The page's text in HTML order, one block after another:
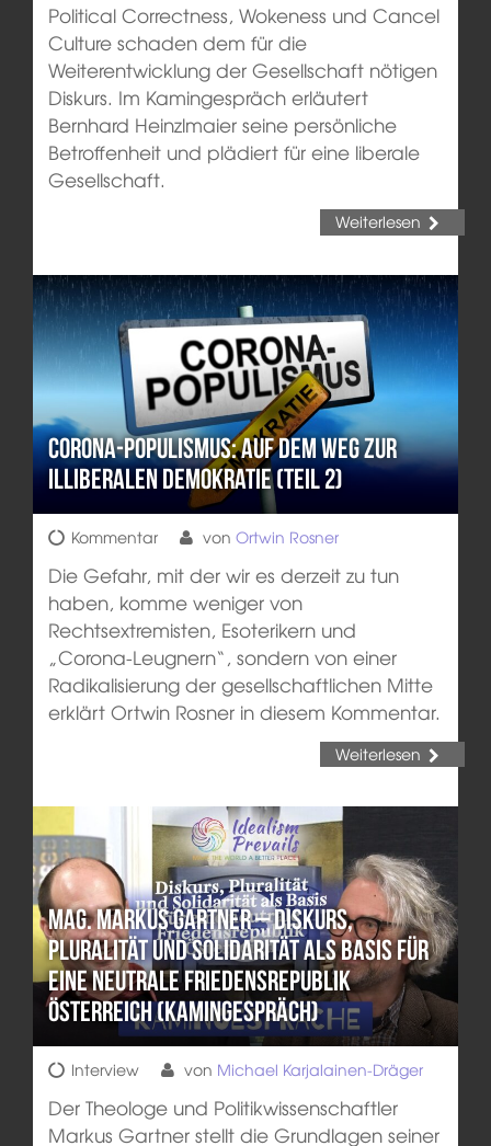
Political Correctness, Wokeness und Cancel
Culture schaden dem für die
Weiterentwicklung der Gesellschaft nötigen
Diskurs. Im Kamingespräch erläutert
Bernhard Heinzlmaier seine persönliche
Betroffenheit und plädiert für eine liberale
Gesellschaft.
Weiterlesen
Corona-Populismus: Auf dem Weg zur
illiberalen Demokratie (Teil 2)
Kommentar von Ortwin Rosner
Die Gefahr, mit der wir es derzeit zu tun
haben, komme weniger von
Rechtsextremisten, Esoterikern und
„Corona-Leugnern“, sondern von einer
Radikalisierung der gesellschaftlichen Mitte
erklärt Ortwin Rosner in diesem Kommentar.
Weiterlesen
Mag. Markus Gartner – Diskurs,
Pluralität und Solidarität als Basis für
eine neutrale Friedensrepublik
Österreich (Kamingespräch)
Interview von Michael Karjalainen-Dräger
Der Theologe und Politikwissenschaftler
Markus Gartner stellt die Grundlagen seiner